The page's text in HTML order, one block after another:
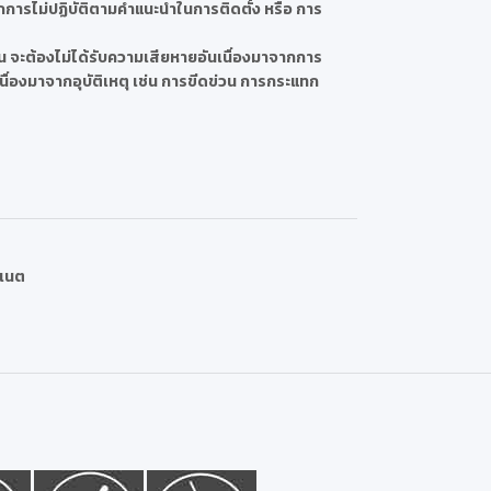
รไม่ปฏิบัติตามคำแนะนำในการติดตั้ง หรือ การ
ะต้องไม่ได้รับความเสียหายอันเนื่องมาจากการ
งมาจากอุบัติเหตุ เช่น การขีดข่วน การกระแทก
นต